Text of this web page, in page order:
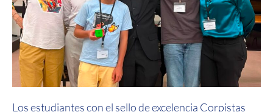
Los estudiantes con el sello de excelencia Corpistas